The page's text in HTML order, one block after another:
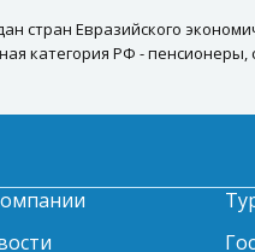
стран Евразийского
категория РФ -